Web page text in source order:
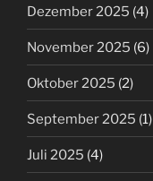
Dezember 2025 (4)
November 2025 (6)
Oktober 2025 (2)
September 2025 (1)
Juli 2025 (4)